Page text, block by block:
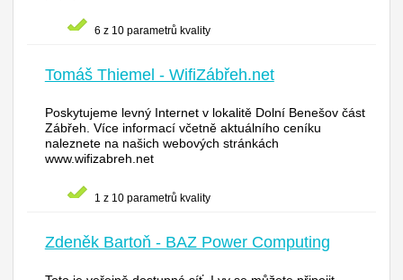
6 z 10 parametrů kvality
Tomáš Thiemel - WifiZábřeh.net
Poskytujeme levný Internet v lokalitě Dolní Benešov část
Zábřeh. Více informací včetně aktuálního ceníku
naleznete na našich webových stránkách
www.wifizabreh.net
1 z 10 parametrů kvality
Zdeněk Bartoň - BAZ Power Computing